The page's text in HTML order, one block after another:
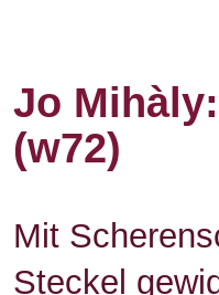
Jo
(w72)
Mit
Steckel